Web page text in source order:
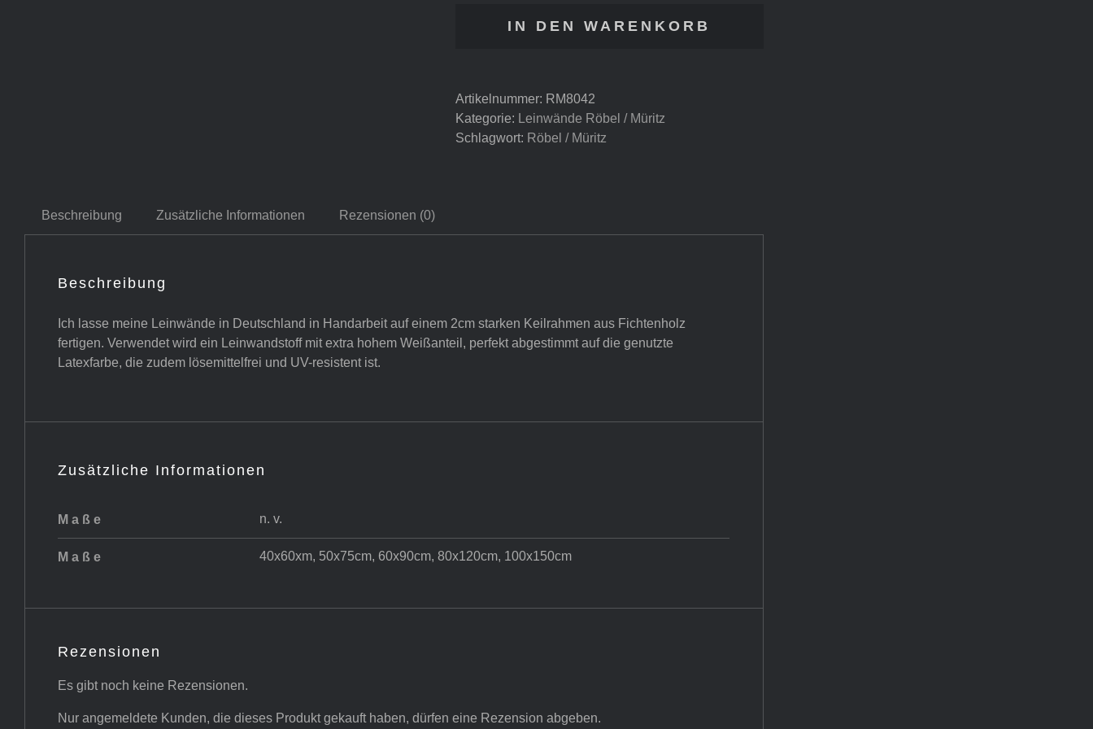
-
IN DEN WARENKORB
Artikelnummer: RM8042
Kategorie: Leinwände Röbel / Müritz
Schlagwort: Röbel / Müritz
Beschreibung Zusätzliche Informationen Rezensionen (0)
Beschreibung
Ich lasse meine Leinwände in Deutschland in Handarbeit auf einem 2cm starken Keilrahmen aus Fichtenholz
fertigen. Verwendet wird ein Leinwandstoff mit extra hohem Weißanteil, perfekt abgestimmt auf die genutzte
Latexfarbe, die zudem lösemittelfrei und UV-resistent ist.
Zusätzliche Informationen
Maße n. v.
Maße 40x60xm, 50x75cm, 60x90cm, 80x120cm, 100x150cm
Rezensionen
Es gibt noch keine Rezensionen.
Nur angemeldete Kunden, die dieses Produkt gekauft haben, dürfen eine Rezension abgeben.